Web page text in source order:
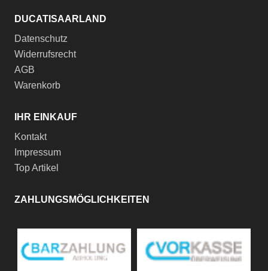
DUCATISAARLAND
Datenschutz
Widerrufsrecht
AGB
Warenkorb
IHR EINKAUF
Kontakt
Impressum
Top Artikel
ZAHLUNGSMÖGLICHKEITEN